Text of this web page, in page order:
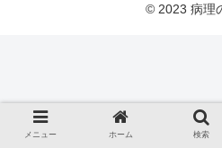
© 2023 病理
メニュー ホーム 検索